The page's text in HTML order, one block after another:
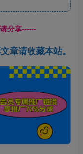
分享------
章请收藏本站。